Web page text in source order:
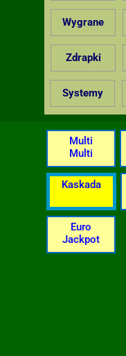
Wygrane
Zdrapki
Systemy
Multi
Multi
Kaskada
Euro
Jackpot